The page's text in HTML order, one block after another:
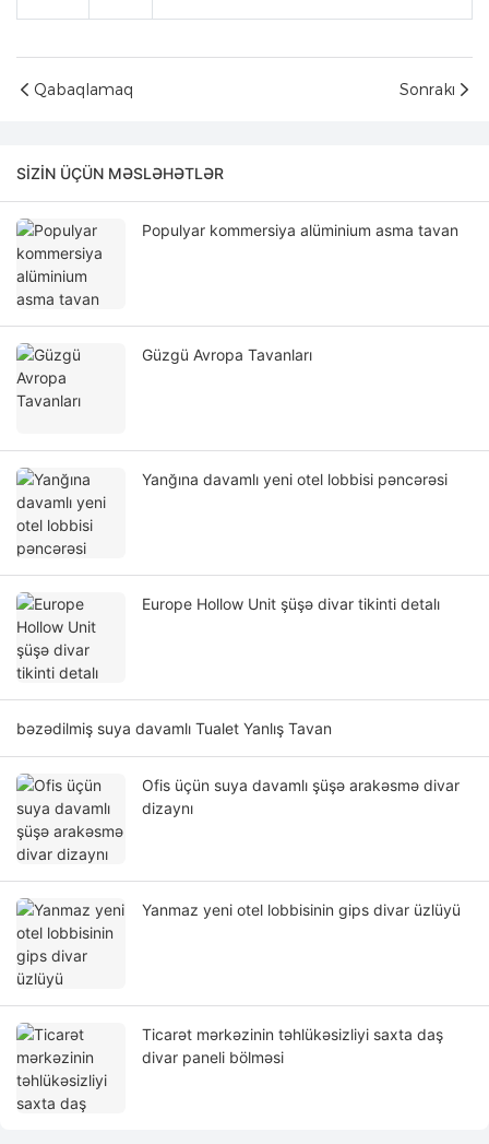
Qabaqlamaq Sonrakı
SIZIN ÜÇÜN MƏSLƏHƏTLƏR
Populyar kommersiya alüminium asma tavan
Güzgü Avropa Tavanları
Yanğına davamlı yeni otel lobbisi pəncərəsi
Europe Hollow Unit şüşə divar tikinti detalı
bəzədilmiş suya davamlı Tualet Yanlış Tavan
Ofis üçün suya davamlı şüşə arakəsmə divar
dizaynı
Yanmaz yeni otel lobbisinin gips divar üzlüyü
Ticarət mərkəzinin təhlükəsizliyi saxta daş
divar paneli bölməsi